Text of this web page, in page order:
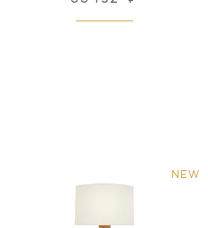
NEW